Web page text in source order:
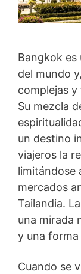
Bangkok es
del mundo
complejas
Su mezcla
un destino
viajeros la
limitándose
mercados
Tailandia.
una mirada
y una
Cuando se